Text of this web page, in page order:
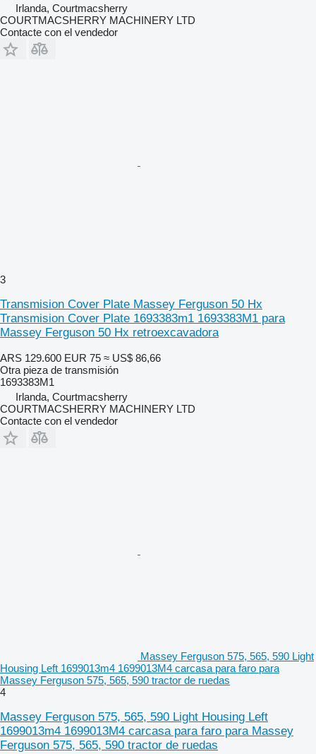
Irlanda, Courtmacsherry
COURTMACSHERRY MACHINERY LTD
Contacte con el vendedor
3
Transmision Cover Plate Massey Ferguson 50 Hx
Transmision Cover Plate 1693383m1 1693383M1 para
Massey Ferguson 50 Hx retroexcavadora
ARS 129.600 EUR 75 ≈ US$ 86,66
Otra pieza de transmisión
1693383M1
Irlanda, Courtmacsherry
COURTMACSHERRY MACHINERY LTD
Contacte con el vendedor
Massey Ferguson 575, 565, 590 Light
Housing Left 1699013m4 1699013M4 carcasa para faro para
Massey Ferguson 575, 565, 590 tractor de ruedas
4
Massey Ferguson 575, 565, 590 Light Housing Left
1699013m4 1699013M4 carcasa para faro para Massey
Ferguson 575, 565, 590 tractor de ruedas